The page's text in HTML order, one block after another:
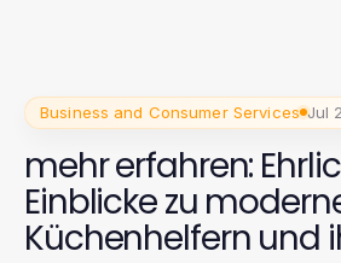
Business and Consumer Services Jul
mehr erfahren:
Einblicke zu
Küchenhelfern und